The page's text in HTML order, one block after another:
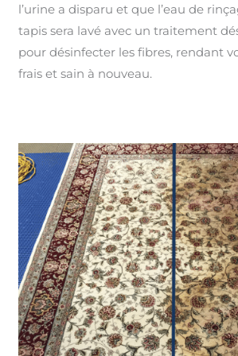
l’urine a disparu et que l’eau de
tapis sera lavé avec un traitement
pour désinfecter les fibres, rendant
frais et sain à nouveau.